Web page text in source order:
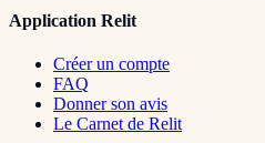
Application Relit
Créer un compte
FAQ
Donner son avis
Le Carnet de Relit